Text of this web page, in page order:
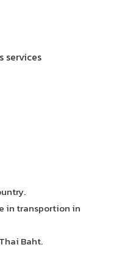
services
in transportion in
Baht.